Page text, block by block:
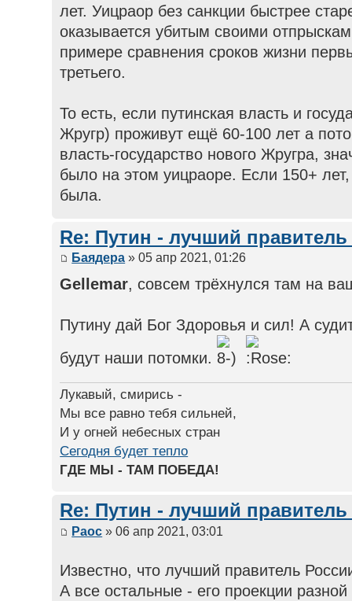
лет. Уицраор без санкции быстрее
оказывается убитым своими
примере сравнения сроков жизни
третьего.
То есть, если путинская власть и
Жругр) проживут ещё 60-100 лет а
власть-государство нового Жругра,
было на этом уицраоре. Если 150+
была.
Re: Путин - лучший
Баядера » 05 апр 2021, 01:26
Gellemar, совсем трёхнулся там на
Путину дай Бог Здоровья и сил! А
будут наши потомки.
Лукавый, смирись -
Мы все равно тебя сильней,
И у огней небесных стран
Сегодня будет тепло
ГДЕ МЫ - ТАМ ПОБЕДА!
Re: Путин - лучший
Раос » 06 апр 2021, 03:01
Известно, что лучший правитель
А все остальные - его проекции разной